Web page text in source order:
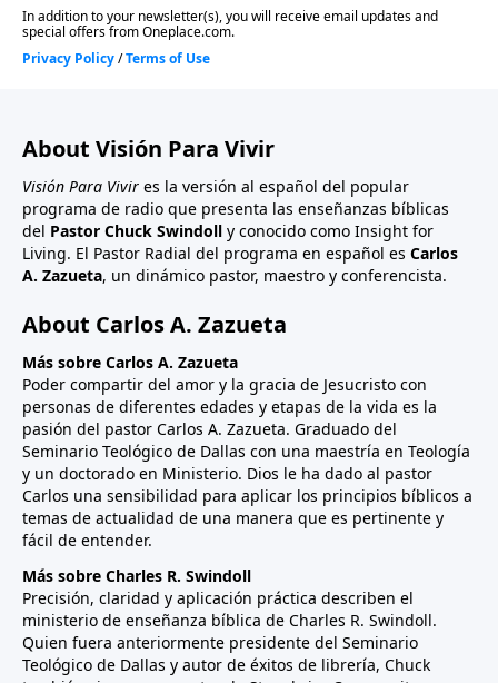
About Visión Para Vivir
Visión Para Vivir es la versión al español del popular
programa de radio que presenta las enseñanzas bíblicas
del Pastor Chuck Swindoll y conocido como Insight for
Living. El Pastor Radial del programa en español es Carlos
A. Zazueta, un dinámico pastor, maestro y conferencista.
About Carlos A. Zazueta
Más sobre Carlos A. Zazueta
Poder compartir del amor y la gracia de Jesucristo con
personas de diferentes edades y etapas de la vida es la
pasión del pastor Carlos A. Zazueta. Graduado del
Seminario Teológico de Dallas con una maestría en Teología
y un doctorado en Ministerio. Dios le ha dado al pastor
Carlos una sensibilidad para aplicar los principios bíblicos a
temas de actualidad de una manera que es pertinente y
fácil de entender.
Más sobre Charles R. Swindoll
Precisión, claridad y aplicación práctica describen el
ministerio de enseñanza bíblica de Charles R. Swindoll.
Quien fuera anteriormente presidente del Seminario
Teológico de Dallas y autor de éxitos de librería, Chuck